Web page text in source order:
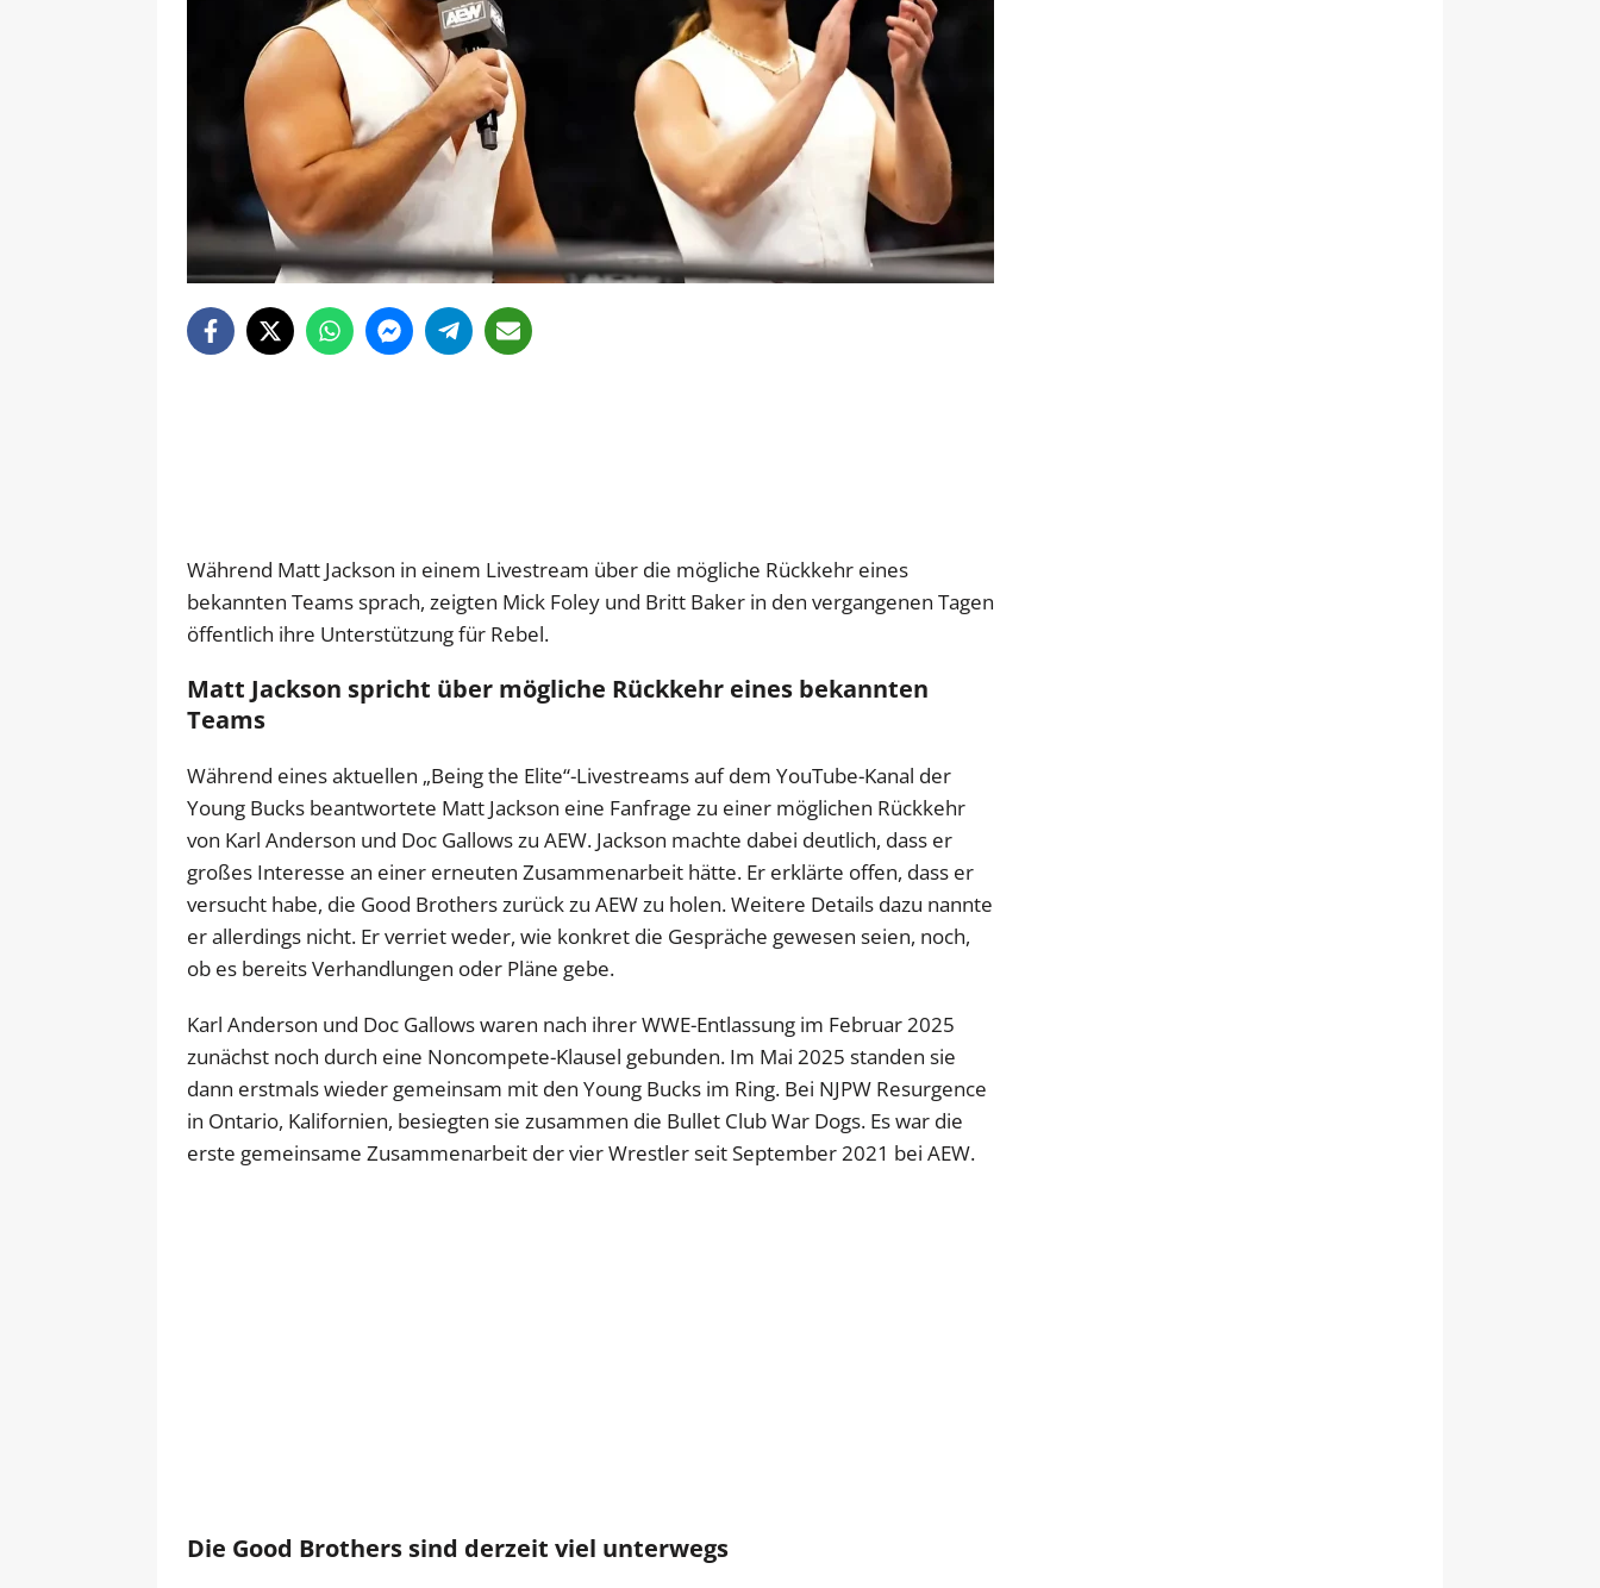
Während Matt Jackson in einem Livestream über die mögliche Rückkehr eines
bekannten Teams sprach, zeigten Mick Foley und Britt Baker in den vergangenen Tagen
öffentlich ihre Unterstützung für Rebel.
Matt Jackson spricht über mögliche Rückkehr eines bekannten
Teams
Während eines aktuellen „Being the Elite“-Livestreams auf dem YouTube-Kanal der
Young Bucks beantwortete Matt Jackson eine Fanfrage zu einer möglichen Rückkehr
von Karl Anderson und Doc Gallows zu AEW. Jackson machte dabei deutlich, dass er
großes Interesse an einer erneuten Zusammenarbeit hätte. Er erklärte offen, dass er
versucht habe, die Good Brothers zurück zu AEW zu holen. Weitere Details dazu nannte
er allerdings nicht. Er verriet weder, wie konkret die Gespräche gewesen seien, noch,
ob es bereits Verhandlungen oder Pläne gebe.
Karl Anderson und Doc Gallows waren nach ihrer WWE-Entlassung im Februar 2025
zunächst noch durch eine Noncompete-Klausel gebunden. Im Mai 2025 standen sie
dann erstmals wieder gemeinsam mit den Young Bucks im Ring. Bei NJPW Resurgence
in Ontario, Kalifornien, besiegten sie zusammen die Bullet Club War Dogs. Es war die
erste gemeinsame Zusammenarbeit der vier Wrestler seit September 2021 bei AEW.
Die Good Brothers sind derzeit viel unterwegs